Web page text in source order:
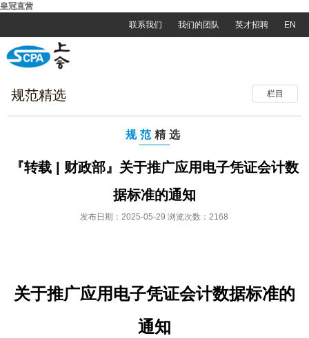
皇冠直营
联系我们
我们的团队 英才招聘 EN
栏目
规范精选
规范 精选
『转载 | 财政部』关于推广应用电子凭证会计数
据标准的通知
发布日期：2025-05-29 浏览次数：2168
关于推广应用电子凭证会计数据标准的
通知